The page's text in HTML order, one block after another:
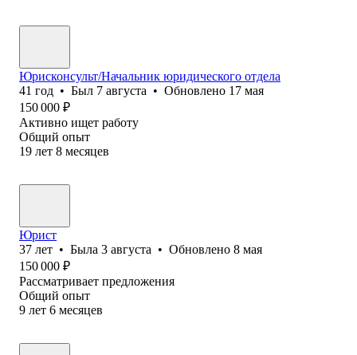
Юрисконсульт/Начальник юридического отдела
41 год • Был 7 августа • Обновлено 17 мая
150 000 ₽
Активно ищет работу
Общий опыт
19 лет 8 месяцев
Юрист
37 лет • Была 3 августа • Обновлено 8 мая
150 000 ₽
Рассматривает предложения
Общий опыт
9 лет 6 месяцев